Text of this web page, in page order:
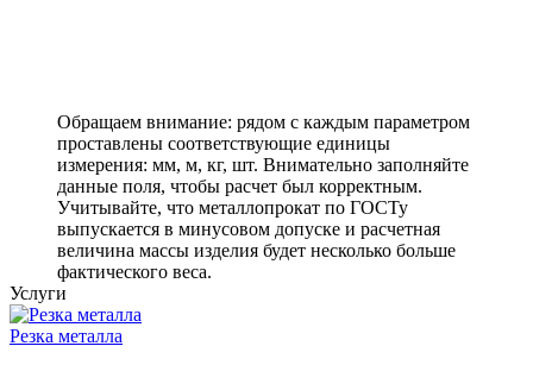
Обращаем внимание: рядом с каждым параметром
проставлены соответствующие единицы
измерения: мм, м, кг, шт. Внимательно заполняйте
данные поля, чтобы расчет был корректным.
Учитывайте, что металлопрокат по ГОСТу
выпускается в минусовом допуске и расчетная
величина массы изделия будет несколько больше
фактического веса.
Услуги
Резка металла